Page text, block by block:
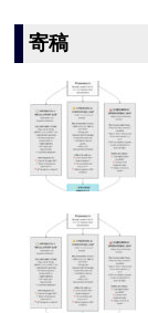
寄稿